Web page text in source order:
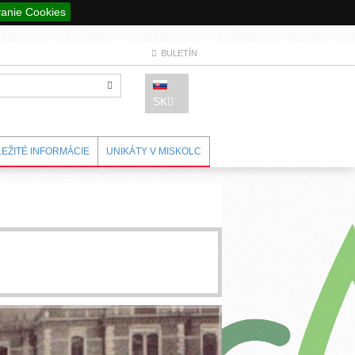
Cookies
BULETÍN
SK
INFORMÁCIE UNIKÁTY V MISKOLC